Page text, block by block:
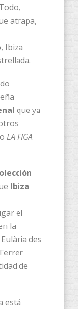
atrapa,
Ibiza
que ya
LA FIGA
Ibiza
el
la
des
de
está